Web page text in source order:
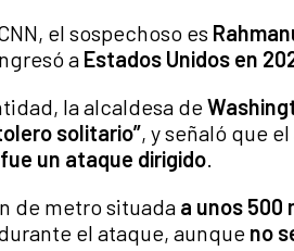
el sospechoso es
a Estados Unidos en
la alcaldesa de
solitario”, y señaló que
un ataque dirigido.
de metro situada a unos 500
el ataque, aunque no